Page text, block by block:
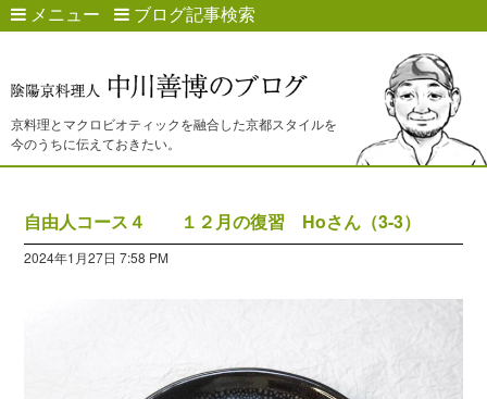
メニュー ブログ記事検索
京料理とマクロビオティックを融合した京都スタイルを
今のうちに伝えておきたい。
自由人コース４ １２月の復習 Hoさん（3-3）
2024年1月27日 7:58 PM